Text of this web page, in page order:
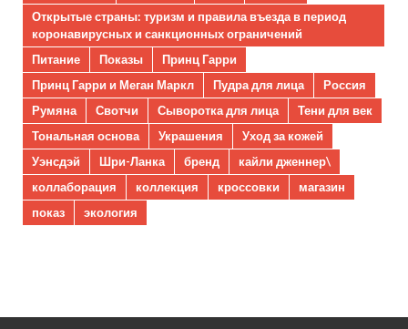
Открытые страны: туризм и правила въезда в период
коронавирусных и санкционных ограничений
Питание
Показы
Принц Гарри
Принц Гарри и Меган Маркл
Пудра для лица
Россия
Румяна
Свотчи Сыворотка для лица
Тени для век
Тональная основа
Украшения
Уход за кожей
Уэнсдэй
Шри-Ланка бренд
кайли дженнер\
коллаборация
коллекция кроссовки
магазин
показ
экология